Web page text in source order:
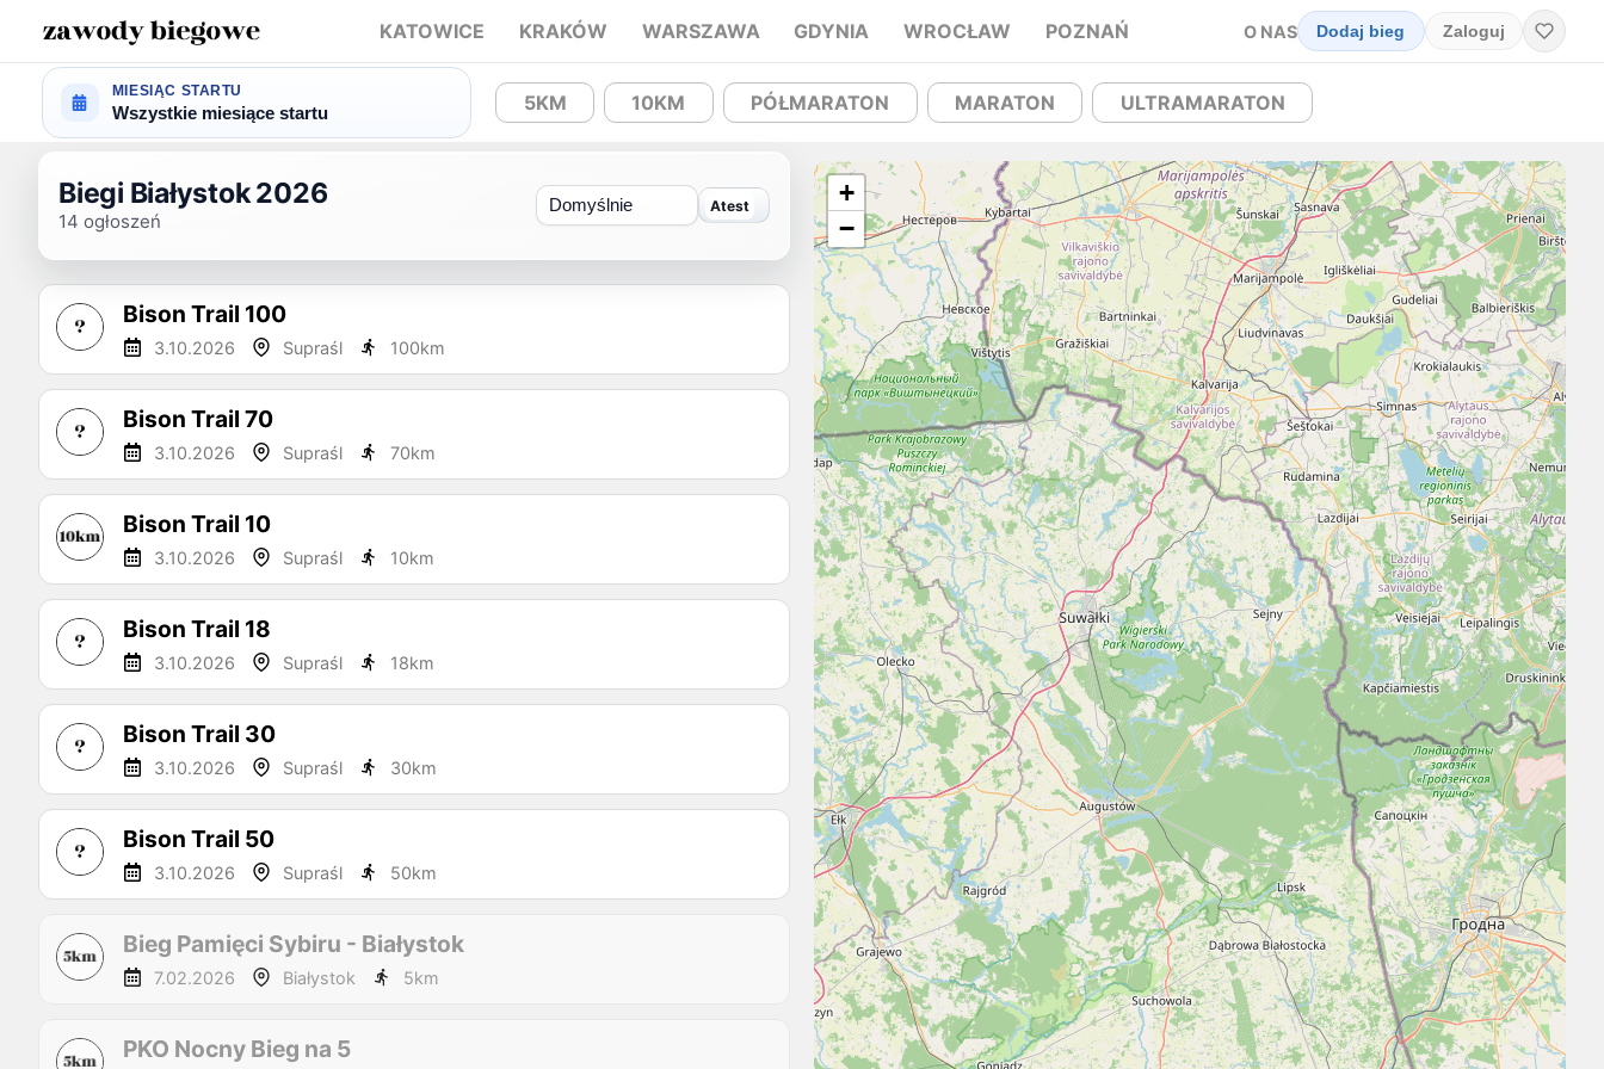
KATOWICE KRAKÓW WARSZAWA GDYNIA WROCŁAW POZNAŃ O NAS Dodaj bieg Zaloguj
MIESIĄC STARTU
Wszystkie miesiące startu 5KM 10KM PÓŁMARATON MARATON ULTRAMARATON
Biegi Białystok 2026
14 ogłoszeń Sortuj
Bison Trail 100
3.10.2026 Supraśl 100km
Bison Trail 70
3.10.2026 Supraśl 70km
Bison Trail 10
3.10.2026 Supraśl 10km
Bison Trail 18
3.10.2026 Supraśl 18km
Bison Trail 30
3.10.2026 Supraśl 30km
Bison Trail 50
3.10.2026 Supraśl 50km
Bieg Pamięci Sybiru - Białystok
7.02.2026 Białystok 5km
PKO Nocny Bieg na 5
+
−